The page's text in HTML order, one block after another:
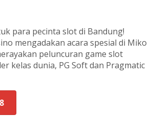
para pecinta slot di Bandung!
mengadakan acara spesial di Miko
peluncuran game slot
kelas dunia, PG Soft dan Pragmatic